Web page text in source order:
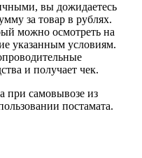
вы дожидаетесь
за товар в рублях.
можно осмотреть на
указанным условиям.
и получает чек.
при самовывозе из
постамата.